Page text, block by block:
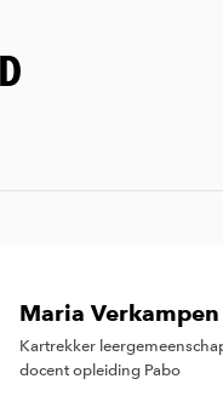
Maria Verkampen
Kartrekker
docent opleiding Pabo